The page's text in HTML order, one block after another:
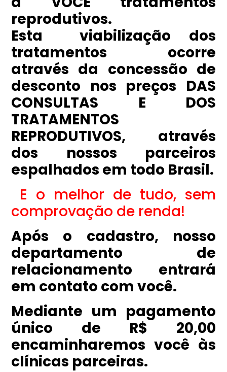
reprodutivos.
Esta viabilização dos
tratamentos ocorre
através da concessão de
desconto nos preços DAS
CONSULTAS E DOS
TRATAMENTOS
REPRODUTIVOS, através
dos nossos parceiros
espalhados em todo Brasil.
E o melhor de tudo, sem
comprovação de renda!
Após o cadastro, nosso
departamento de
relacionamento entrará
em contato com você.
Mediante um pagamento
único de R$ 20,00
encaminharemos você às
clínicas parceiras.